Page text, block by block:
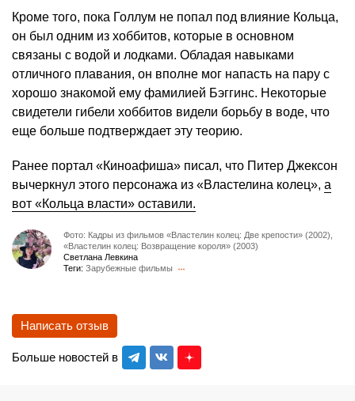
Кроме того, пока Голлум не попал под влияние Кольца,
он был одним из хоббитов, которые в основном
связаны с водой и лодками. Обладая навыками
отличного плавания, он вполне мог напасть на пару с
хорошо знакомой ему фамилией Бэггинс. Некоторые
свидетели гибели хоббитов видели борьбу в воде, что
еще больше подтверждает эту теорию.
Ранее портал «Киноафиша» писал, что Питер Джексон
вычеркнул этого персонажа из «Властелина колец», а
вот «Кольца власти» оставили.
Фото: Кадры из фильмов «Властелин колец: Две крепости» (2002),
«Властелин колец: Возвращение короля» (2003)
Светлана Левкина
Теги: Зарубежные фильмы
Больше новостей в
Написать отзыв